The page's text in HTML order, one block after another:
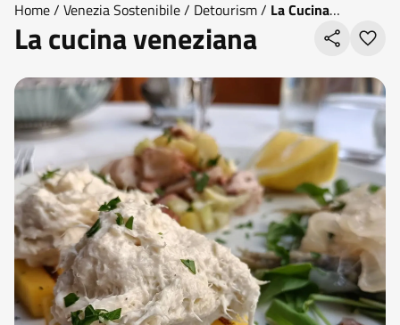
Home/ Venezia Sostenibile/ Detourism/ La Cucina
Veneziana
La cucina veneziana